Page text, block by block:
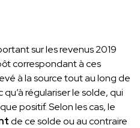
sur les revenus 2019
correspondant à ces
à la source tout au long de
qu’à régulariser le solde, qui
positif. Selon les cas, le
de ce solde ou au contraire